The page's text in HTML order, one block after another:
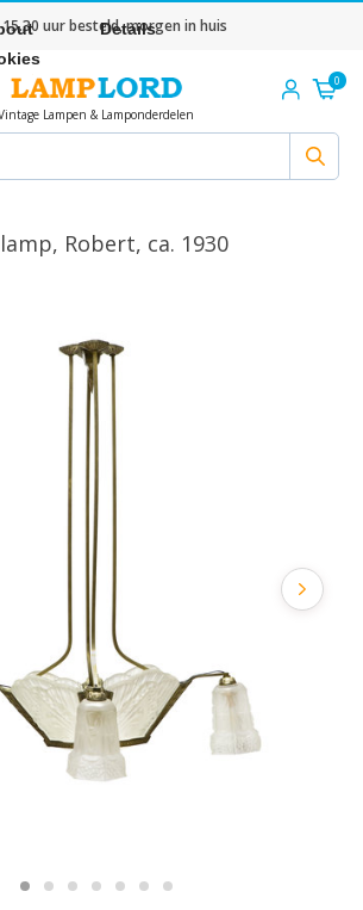
uur besteld, morgen in huis
Lampen & Lamponderdelen
0
Robert, ca. 1930
Details